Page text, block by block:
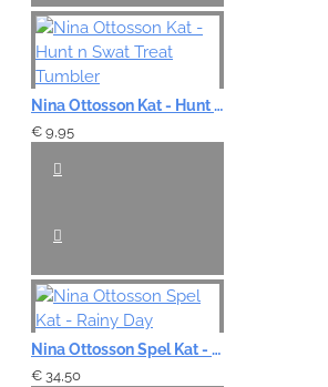
Nina Ottosson Kat - Hunt n Swat Treat Tumbler
€ 9,95
Nina Ottosson Spel Kat - Rainy Day
€ 34,50